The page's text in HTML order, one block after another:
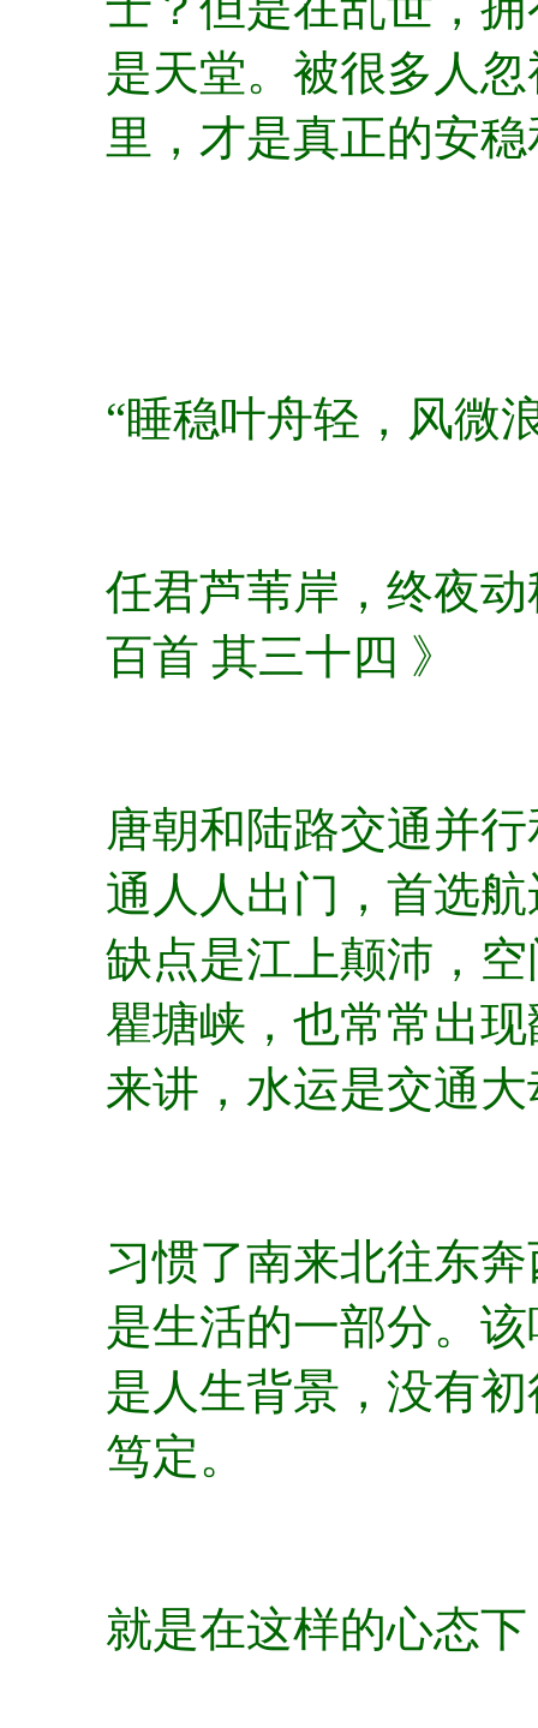
是天堂。被很多人
里，才是真正的安
“睡稳叶舟轻，风微
任君芦苇岸，终夜
百首 其三十四 》
唐朝和陆路交通并
通人人出门，首选
缺点是江上颠沛，
瞿塘峡，也常常出
来讲，水运是交通
习惯了南来北往东
是生活的一部分。
是人生背景，没有
笃定。
就是在这样的心态